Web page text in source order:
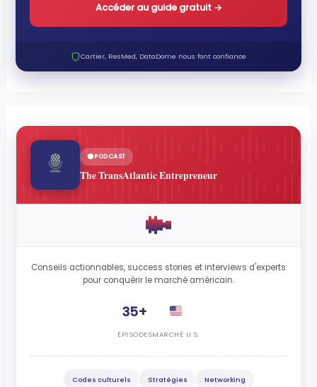
Accéder au guide gratuit →
Cartier, ResMed, DataDome nous font confiance
PODCAST
The TransAtlantic Entrepreneur
Conseils actionnables, success stories et interviews d'experts
pour conquérir le marché américain.
35+
ÉPISODESMARCHÉ U.S.
Codes culturels Stratégies Networking